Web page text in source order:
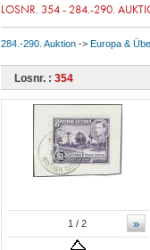
LOSNR. 354 - 284.-290.
284.-290. Auktion -> Europa &
Losnr. : 354
»
1 / 2